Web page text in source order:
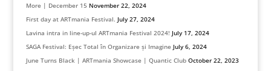
More | December 15 November 22, 2024
First day at ARTmania Festival. July 27, 2024
Lavina intra in line-up-ul ARTmania Festival 2024! July 17, 2024
SAGA Festival: Eșec Total în Organizare și Imagine July 6, 2024
June Turns Black | ARTmania Showcase | Quantic Club October 22, 2023